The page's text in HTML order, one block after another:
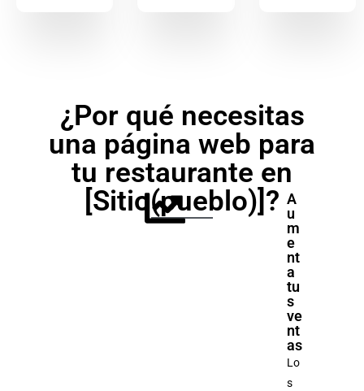
¿Por qué necesitas
una página web para
tu restaurante en
[Sitio(pueblo)]? A
u
m
e
nt
a
tu
s
ve
nt
as
Lo
s